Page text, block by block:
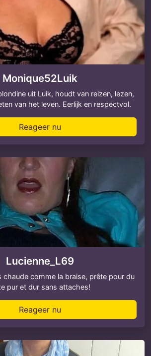
Monique52Luik
uit Luik, houdt van reizen, lezen,
van het leven. Eerlijk en respectvol.
Reageer nu
Lucienne_L69
chaude comme la braise, prête pour du
pur et dur sans attaches!
Reageer nu